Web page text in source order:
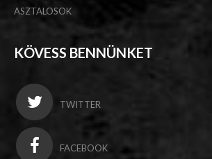
ASZTALOSOK
KÖVESS BENNÜNKET
TWITTER
FACEBOOK